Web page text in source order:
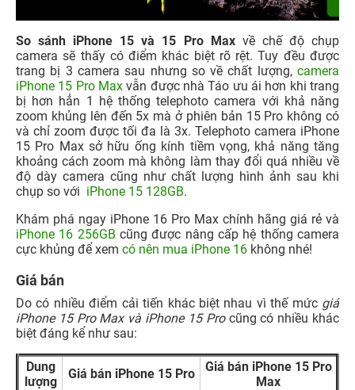
So sánh iPhone 15 và 15 Pro Maxvề chế độ chụp
camera sẽ thấy có điểm khác biệt rõ rệt. Tuy đều được
trang bị 3 camera sau nhưng so về chất lượng, camera
iPhone 15 Pro Max vẫn được nhà Táo ưu ái hơn khi trang
bị hơn hẳn 1 hệ thống telephoto camera với khả năng
zoom khủng lên đến 5x mà ở phiên bản 15 Pro không có
và chỉ zoom được tối đa là 3x. Telephoto camera iPhone
15 Pro Max sở hữu ống kính tiềm vọng, khả năng tăng
khoảng cách zoom mà không làm thay đổi quá nhiều về
độ dày camera cũng như chất lượng hình ảnh sau khi
chụp so với iPhone 15 128GB.
Khám phá ngay iPhone 16 Pro Max chính hãng giá rẻ và
iPhone 16 256GB cũng được nâng cấp hệ thống camera
cực khủng để xem có nên mua iPhone 16 không nhé!
Giá bán
Do có nhiều điểm cải tiến khác biệt nhau vì thế mức giá
iPhone 15 Pro Max và iPhone 15 Procũng có nhiều khác
biệt đáng kể như sau:
Dung
lượng
Giá bán iPhone 15 Pro
Giá bán iPhone 15 Pro
Max